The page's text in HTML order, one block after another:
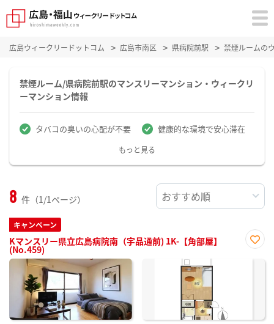
広島ウィークリードットコム 広島市南区 県病院前駅 禁煙ルームの
禁煙ルーム/県病院前駅のマンスリーマンション・ウィークリ
ーマンション情報
タバコの臭いの心配が不要 健康的な環境で安心滞在
もっと見る
8 件（1/1ページ）
キャンペーン
Kマンスリー県立広島病院南（宇品通前) 1K-【角部屋】
(No.459)
に入